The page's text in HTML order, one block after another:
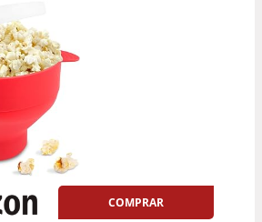
COMPRAR